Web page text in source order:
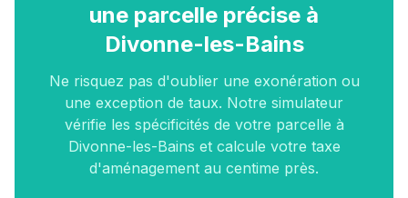
une parcelle précise à
Divonne-les-Bains
Ne risquez pas d'oublier une exonération ou
une exception de taux. Notre simulateur
vérifie les spécificités de votre parcelle à
Divonne-les-Bains et calcule votre taxe
d'aménagement au centime près.